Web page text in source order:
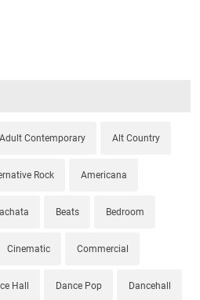
Adult Contemporary Alt Country
Rock Americana
Beats Bedroom
Cinematic Commercial
Hall Dance Pop Dancehall